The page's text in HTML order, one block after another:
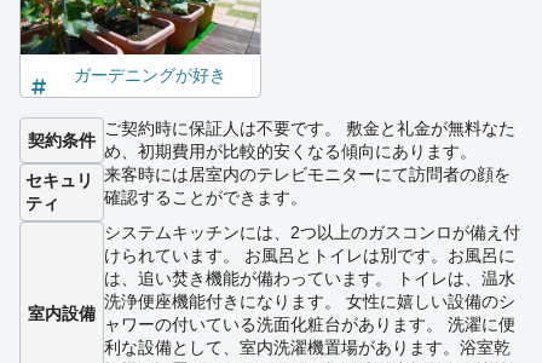
ガーデニングが好き
契約条件
ご契約時に保証人は不要です。 敷金と礼金が無料なた
め、初期費用が比較的安くなる傾向にあります。
セキュリ
ティ
来客時には居室内のテレビモニターにて訪問者の顔を
確認することができます。
室内設備
システムキッチンには、2つ以上のガスコンロが備え付
けられています。 お風呂とトイレは別です。お風呂に
は、追い焚き機能が備わっています。 トイレは、温水
洗浄便座機能付きになります。 女性に嬉しい設備のシ
ャワーの付いている洗面化粧台があります。 洗濯に便
利な設備として、室内洗濯機置場があります。浴室乾